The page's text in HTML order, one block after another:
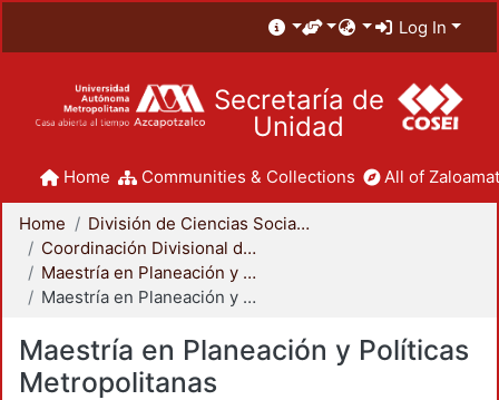
Log In
Secretaría de
Unidad
Home Communities & Collections All of
Home
División de Ciencias Sociales y Humanidades
Coordinación Divisional de Posgrado
Maestría en Planeación y Políticas Metropolitanas
Maestría en Planeación y Políticas Metropolitanas
Maestría en Planeación y Políticas
Metropolitanas